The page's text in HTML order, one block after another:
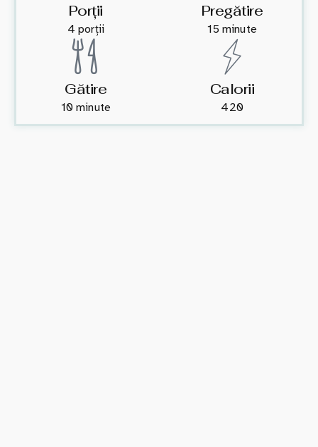
Porții
4 porții
Pregătire
15 minute
Gătire
10 minute
Calorii
420